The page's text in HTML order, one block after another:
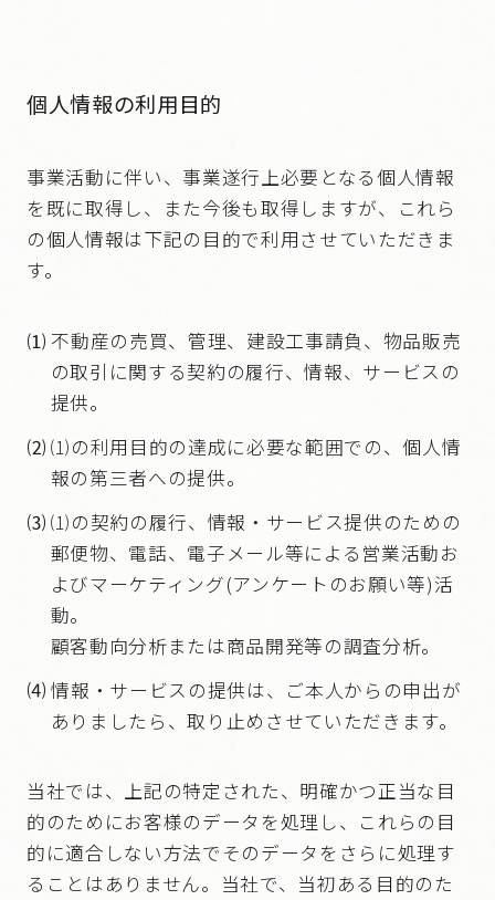
個人情報の利用目的
事業活動に伴い、事業遂行上必要となる個人情報
を既に取得し、また今後も取得しますが、これら
の個人情報は下記の目的で利用させていただきま
す。
⑴ 不動産の売買、管理、建設工事請負、物品販売
の取引に関する契約の履行、情報、サービスの
提供。
⑵ ⑴の利用目的の達成に必要な範囲での、個人情
報の第三者への提供。
⑶ ⑴の契約の履行、情報・サービス提供のための
郵便物、電話、電子メール等による営業活動お
よびマーケティング(アンケートのお願い等)活
動。
顧客動向分析または商品開発等の調査分析。
⑷ 情報・サービスの提供は、ご本人からの申出が
ありましたら、取り止めさせていただきます。
当社では、上記の特定された、明確かつ正当な目
的のためにお客様のデータを処理し、これらの目
的に適合しない方法でそのデータをさらに処理す
ることはありません。当社で、当初ある目的のた